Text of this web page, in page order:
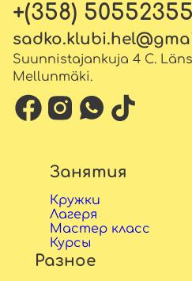
+(358)
Suunnistajankuja 4 C.
Mellunmäki.
Занятия
Кружки
Лагеря
Мастер класс
Курсы
Разное